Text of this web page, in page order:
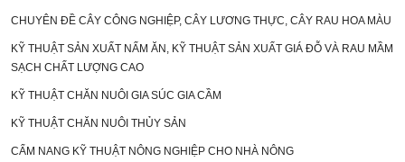
CHUYÊN ĐỀ CÂY CÔNG NGHIỆP, CÂY LƯƠNG THỰC, CÂY RAU HOA MÀU
KỸ THUẬT SẢN XUẤT NẤM ĂN, KỸ THUẬT SẢN XUẤT GIÁ ĐỖ VÀ RAU MẦM
SẠCH CHẤT LƯỢNG CAO
KỸ THUẬT CHĂN NUÔI GIA SÚC GIA CẦM
KỸ THUẬT CHĂN NUÔI THỦY SẢN
CẨM NANG KỸ THUẬT NÔNG NGHIỆP CHO NHÀ NÔNG